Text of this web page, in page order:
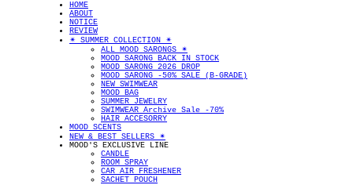
HOME
ABOUT
NOTICE
REVIEW
✴︎ SUMMER COLLECTION ✴︎
ALL MOOD SARONGS ✴︎
MOOD SARONG BACK IN STOCK
MOOD SARONG 2026 DROP
MOOD SARONG -50% SALE (B-GRADE)
NEW SWIMWEAR
MOOD BAG
SUMMER JEWELRY
SWIMWEAR Archive Sale -70%
HAIR ACCESORRY
MOOD SCENTS
NEW & BEST SELLERS ✴︎
MOOD'S EXCLUSIVE LINE
CANDLE
ROOM SPRAY
CAR AIR FRESHENER
SACHET POUCH